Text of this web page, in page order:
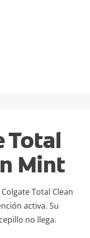
Total
Mint
Total Clean
activa. Su
no llega.